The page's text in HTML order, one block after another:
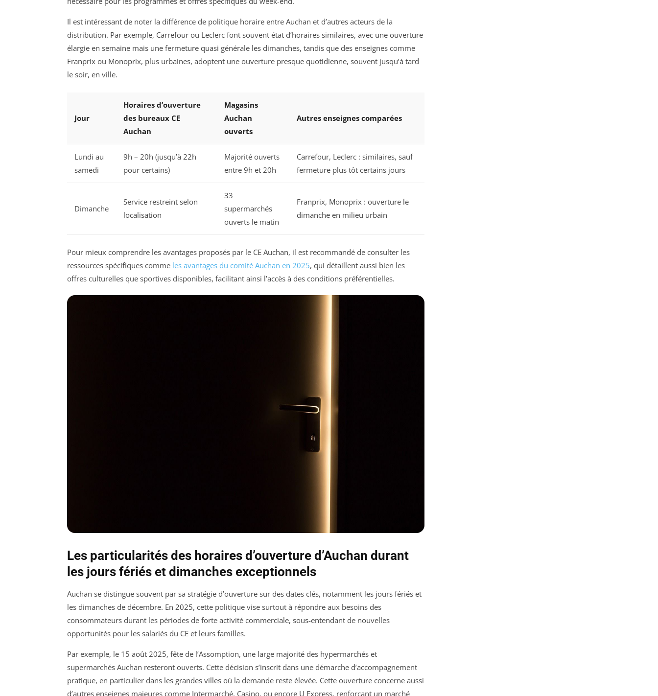
Il est intéressant de noter la différence de politique horaire entre Auchan et d’autres acteurs de la
distribution. Par exemple, Carrefour ou Leclerc font souvent état d’horaires similaires, avec une ouverture
élargie en semaine mais une fermeture quasi générale les dimanches, tandis que des enseignes comme
Franprix ou Monoprix, plus urbaines, adoptent une ouverture presque quotidienne, souvent jusqu’à tard
le soir, en ville.
Jour
Horaires d’ouverture
des bureaux CE
Auchan
Magasins
Auchan
ouverts
Autres enseignes comparées
Lundi au
samedi
9h – 20h (jusqu’à 22h
pour certains)
Majorité ouverts
entre 9h et 20h
Carrefour, Leclerc : similaires, sauf
fermeture plus tôt certains jours
Dimanche
Service restreint selon
localisation
33
supermarchés
ouverts le matin
Franprix, Monoprix : ouverture le
dimanche en milieu urbain
Pour mieux comprendre les avantages proposés par le CE Auchan, il est recommandé de consulter les
ressources spécifiques comme les avantages du comité Auchan en 2025, qui détaillent aussi bien les
offres culturelles que sportives disponibles, facilitant ainsi l’accès à des conditions préférentielles.
Les particularités des horaires d’ouverture d’Auchan durant
les jours fériés et dimanches exceptionnels
Auchan se distingue souvent par sa stratégie d’ouverture sur des dates clés, notamment les jours fériés et
les dimanches de décembre. En 2025, cette politique vise surtout à répondre aux besoins des
consommateurs durant les périodes de forte activité commerciale, sous-entendant de nouvelles
opportunités pour les salariés du CE et leurs familles.
Par exemple, le 15 août 2025, fête de l’Assomption, une large majorité des hypermarchés et
supermarchés Auchan resteront ouverts. Cette décision s’inscrit dans une démarche d’accompagnement
pratique, en particulier dans les grandes villes où la demande reste élevée. Cette ouverture concerne aussi
d’autres enseignes majeures comme Intermarché, Casino, ou encore U Express, renforçant un marché